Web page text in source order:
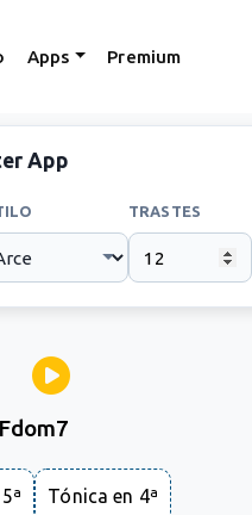
Apps Premium
App
TRASTES
Fdom7
Tónica en 4ª